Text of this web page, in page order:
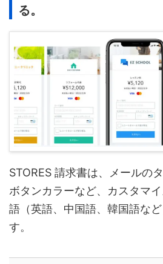
る。
STORES 請求書は、メールの
ボタンカラーなど、カスタマ
語（英語、中国語、韓国語な
す。